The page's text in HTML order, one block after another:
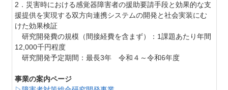
2．災害時における感覚器障害者の援助要請手段と効果的な支
援提供を実現する双方向連携システムの開発と社会実装にむ
けた効果検証
研究開発費の規模（間接経費を含まず）：1課題あたり年間
12,000千円程度
研究開発予定期間：最長3年 令和４～令和6年度
事業の案内ページ